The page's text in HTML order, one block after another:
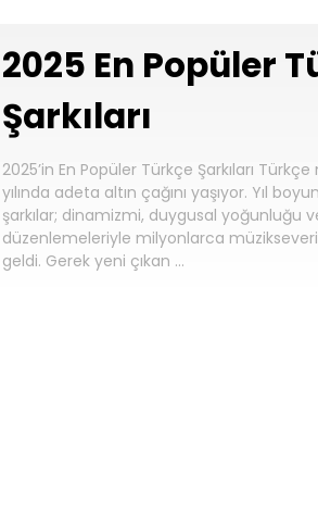
2025 En Popüler
Şarkıları
2025’in En Popüler Türkçe Şarkıları
yılında adeta altın çağını yaşıyor. Yıl
şarkılar; dinamizmi, duygusal yoğunluğu
düzenlemeleriyle milyonlarca
geldi. Gerek yeni çıkan …